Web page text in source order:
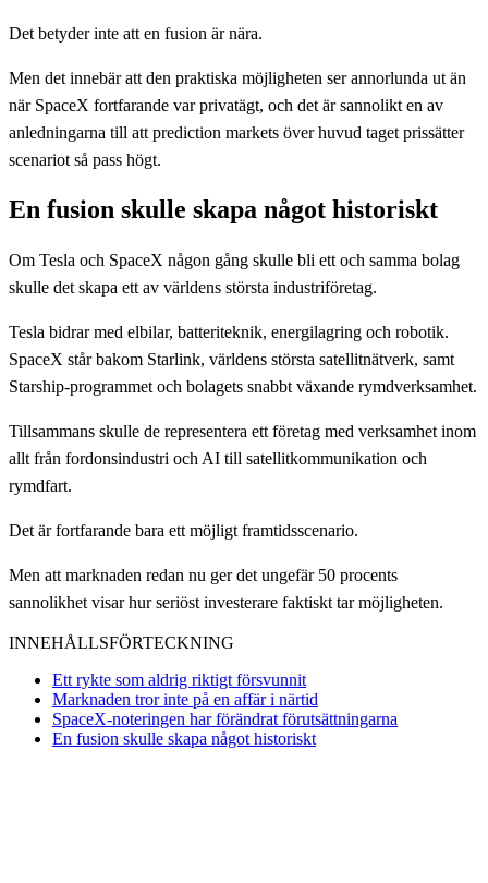
Det betyder inte att en fusion är nära.
Men det innebär att den praktiska möjligheten ser annorlunda ut än
när SpaceX fortfarande var privatägt, och det är sannolikt en av
anledningarna till att prediction markets över huvud taget prissätter
scenariot så pass högt.
En fusion skulle skapa något historiskt
Om Tesla och SpaceX någon gång skulle bli ett och samma bolag
skulle det skapa ett av världens största industriföretag.
Tesla bidrar med elbilar, batteriteknik, energilagring och robotik.
SpaceX står bakom Starlink, världens största satellitnätverk, samt
Starship-programmet och bolagets snabbt växande rymdverksamhet.
Tillsammans skulle de representera ett företag med verksamhet inom
allt från fordonsindustri och AI till satellitkommunikation och
rymdfart.
Det är fortfarande bara ett möjligt framtidsscenario.
Men att marknaden redan nu ger det ungefär 50 procents
sannolikhet visar hur seriöst investerare faktiskt tar möjligheten.
INNEHÅLLSFÖRTECKNING
Ett rykte som aldrig riktigt försvunnit
Marknaden tror inte på en affär i närtid
SpaceX-noteringen har förändrat förutsättningarna
En fusion skulle skapa något historiskt